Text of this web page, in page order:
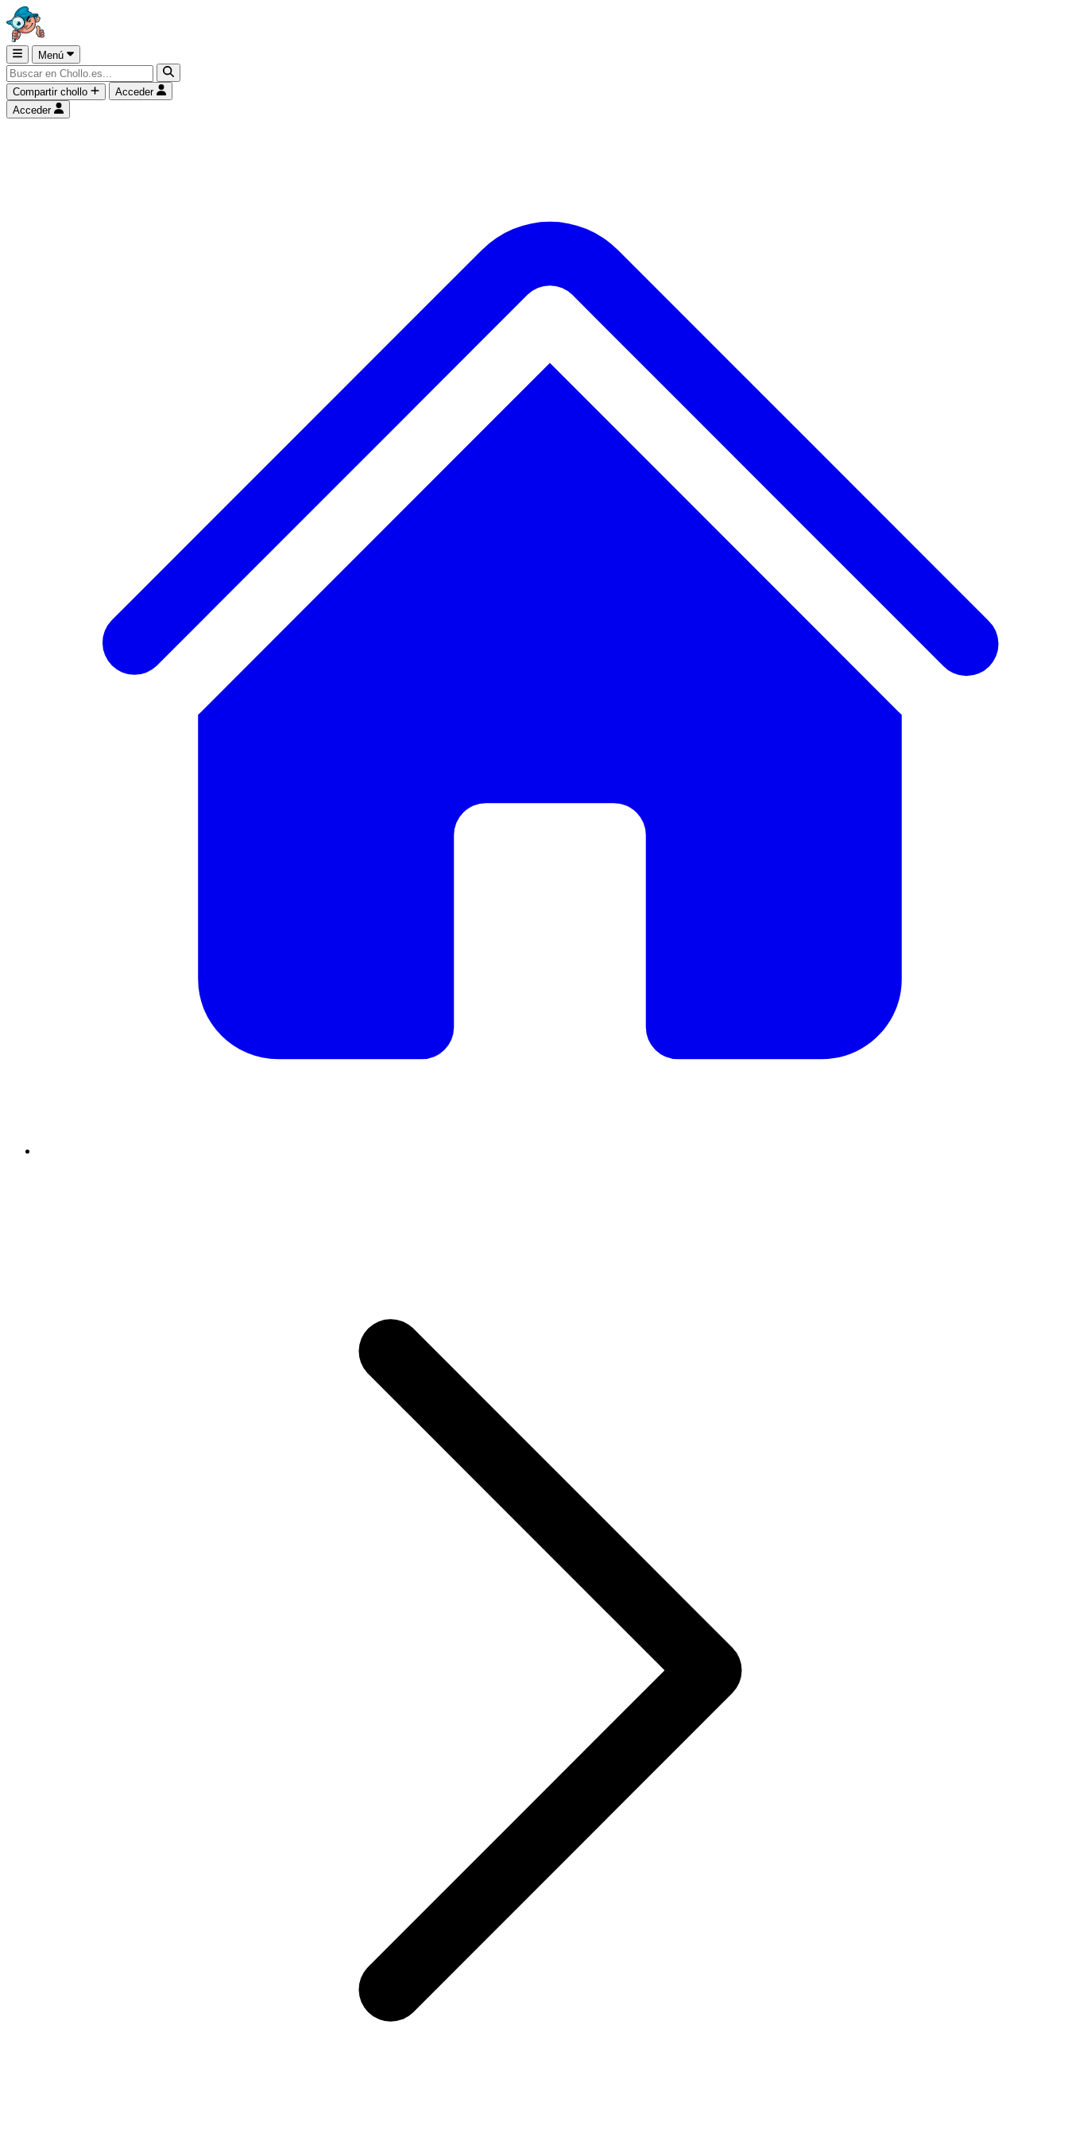
Menú
Compartir chollo
Acceder
Acceder